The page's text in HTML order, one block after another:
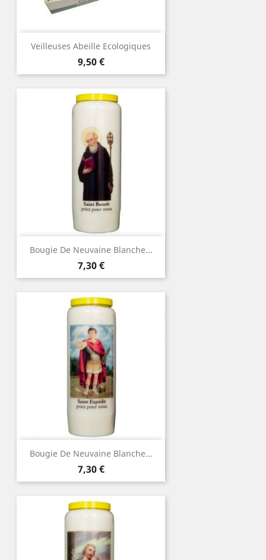
Veilleuses Abeille Ecologiques
Prix
9,50 €
Bougie De Neuvaine Blanche...
Prix
7,30 €
Bougie De Neuvaine Blanche...
Prix
7,30 €